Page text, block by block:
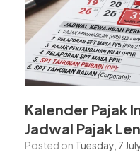
Kalender Pajak
Jadwal Pajak
Posted on Tuesday, 7